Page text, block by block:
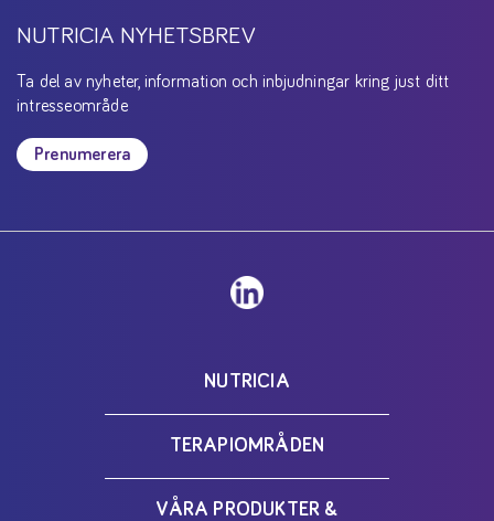
NUTRICIA NYHETSBREV
Ta del av nyheter, information och inbjudningar kring just ditt
intresseområde
Prenumerera
NUTRICIA
TERAPIOMRÅDEN
VÅRA PRODUKTER &